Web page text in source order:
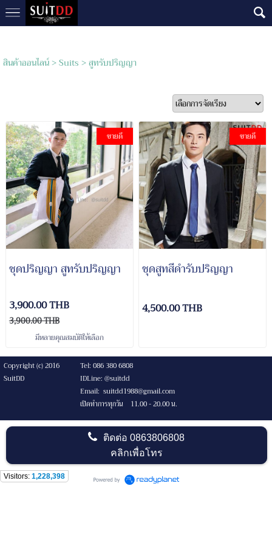
สินค้าออนไลน์>Suits >สูทรับปริญญา
ขายดี
ชุดปริญญา สูทรับปริญญา
3,900.00 THB
3,900.00 THB
มีหลายคุณสมบัติให้เลือก
ขายดี
ชุดสูทสีดำรับปริญญา
4,500.00 THB
Copyright (c) 2016
Tel: 086 380 6808
SuitDD
IDLine: @suitdd
Email: suitdd1988@gmail.com
เปิดทำการทุกวัน 11.00 - 20.00 น.
ติดต่อ0863806808
คลิกเพื่อโทร
Visitors: 1,228,398